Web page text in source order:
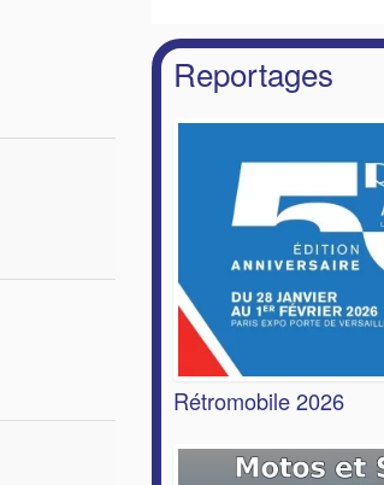
Reportages
Rétromobile 2026